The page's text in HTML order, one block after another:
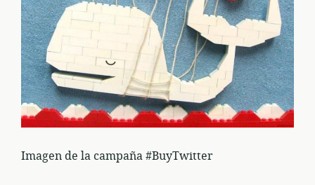
Imagen de la campaña #BuyTwitter